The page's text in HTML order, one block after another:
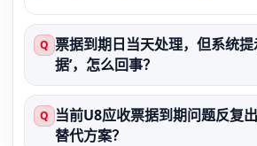
Q 票据到期日当天处理，但系统提
据’，怎么回事？
Q 当前U8应收票据到期问题反复
替代方案？